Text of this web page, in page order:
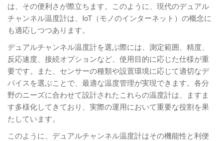
は、その便利さが際立ちます。このように、現代のデュアル
チャンネル温度計は、IoT（モノのインターネット）の概念に
も適応しつつあります。
デュアルチャンネル温度計を選ぶ際には、測定範囲、精度、
反応速度、接続オプションなど、使用目的に応じた仕様が重
要です。また、センサーの種類や設置環境に応じて適切なデ
バイスを選ぶことで、最適な温度管理が実現できます。各分
野のニーズに合わせて設計されたこれらの温度計は、ますま
す多様化してきており、実際の運用において重要な役割を果
たしています。
このように、デュアルチャンネル温度計はその機能性と利便